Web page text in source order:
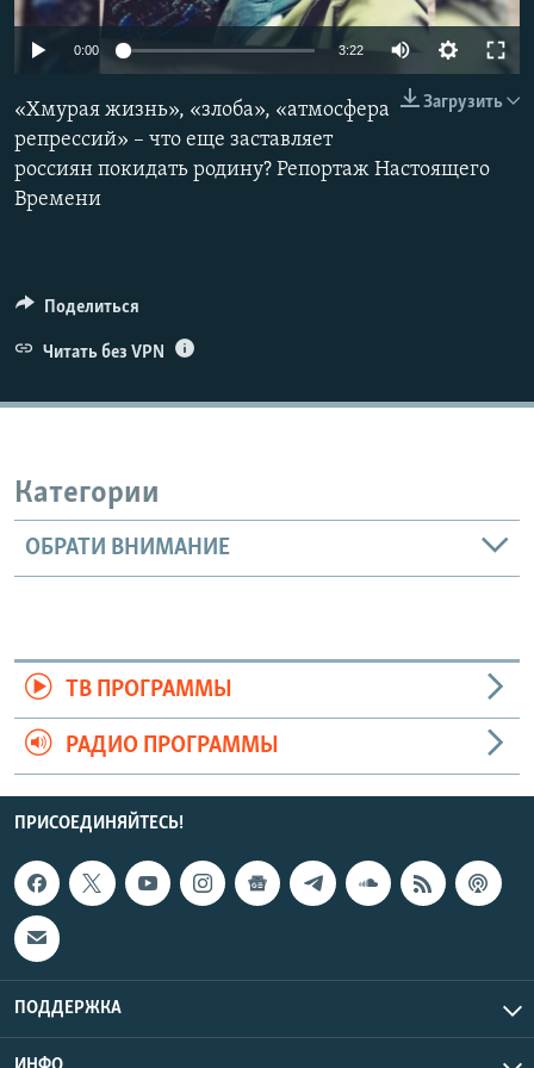
ПОБЕДИТЕЛЕЙ НЕ СУДЯТ?
ELIFBE
УКРАИНСКАЯ ПРОБЛЕМА КРЫМА
ПРИСОЕДИНЯЙТЕСЬ!
Все сайты RFE/RL
0:00 3:22
Загрузить
«Хмурая жизнь», «злоба», «атмосфера
репрессий» – что еще заставляет
россиян покидать родину? Репортаж Настоящего
Времени
Поделиться
Читать без VPN
Категории
ОБРАТИ ВНИМАНИЕ
ТВ ПРОГРАММЫ
РАДИО ПРОГРАММЫ
ПРИСОЕДИНЯЙТЕСЬ!
ПОДДЕРЖКА